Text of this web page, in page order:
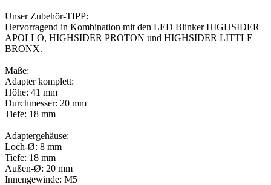
Unser Zubehör-TIPP:
Hervorragend in Kombination mit den LED Blinker HIGHSIDER
APOLLO, HIGHSIDER PROTON und HIGHSIDER LITTLE
BRONX.
Maße:
Adapter komplett:
Höhe: 41 mm
Durchmesser: 20 mm
Tiefe: 18 mm
Adaptergehäuse:
Loch-Ø: 8 mm
Tiefe: 18 mm
Außen-Ø: 20 mm
Innengewinde: M5